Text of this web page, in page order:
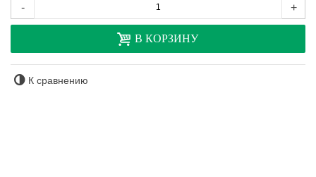
- +
В КОРЗИНУ
К сравнению